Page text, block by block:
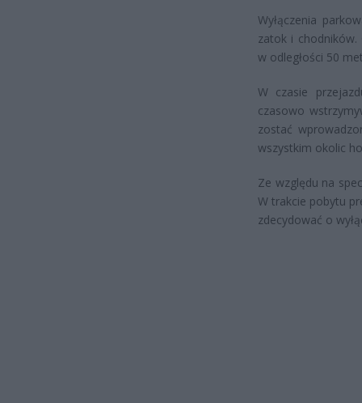
Wyłączenia
zatok i chodników.
w odległości 50
W czasie
czasowo
zostać
wszystkim okolic
Ze względu na
W trakcie pobytu
zdecydować o